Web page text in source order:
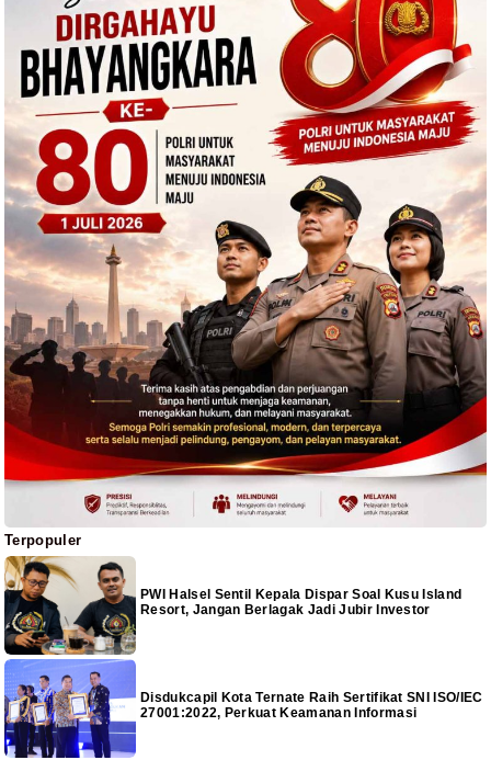
Terpopuler
PWI Halsel Sentil Kepala Dispar Soal Kusu Island
Resort, Jangan Berlagak Jadi Jubir Investor
Disdukcapil Kota Ternate Raih Sertifikat SNI ISO/IEC
27001:2022, Perkuat Keamanan Informasi